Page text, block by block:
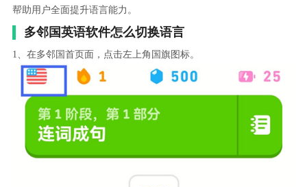
帮助用户全面提升语言能力。
多邻国英语软件怎么切换语言
1、在多邻国首页面，点击左上角国旗图标。